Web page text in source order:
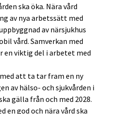
ska öka. Nära vård
av nya arbetssätt med
av närsjukhus
vård. Samverkan med
en viktig del i arbetet med
att ta tar fram en ny
av hälso- och sjukvården i
gälla från och med 2028.
en god och nära vård ska